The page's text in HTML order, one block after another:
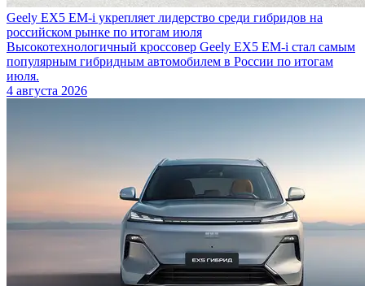
Geely EX5 EM-i укрепляет лидерство среди гибридов на
российском рынке по итогам июля
Высокотехнологичный кроссовер Geely EX5 EM-i стал самым
популярным гибридным автомобилем в России по итогам
июля.
4 августа 2026